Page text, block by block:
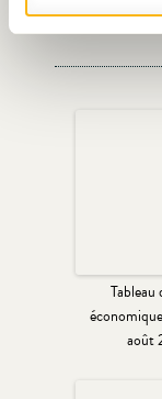
Tableau
août